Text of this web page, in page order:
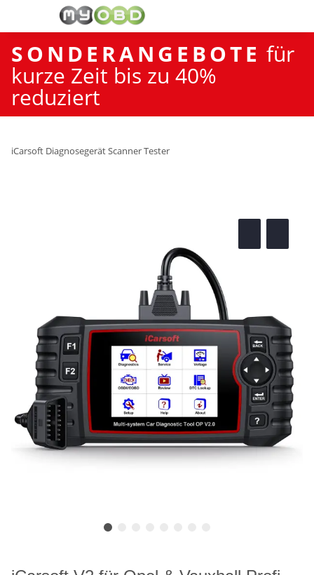
SONDERANGEBOTE für
kurze Zeit bis zu 40%
reduziert
iCarsoft Diagnosegerät Scanner Tester